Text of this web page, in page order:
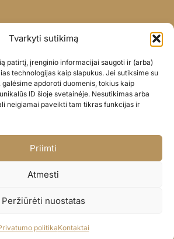
Tvarkyti sutikimą
patirtį, įrenginio informacijai saugoti ir (arba)
technologijas kaip slapukus. Jei sutiksime su
apdoroti duomenis, tokius kaip
ID šioje svetainėje. Nesutikimas arba
neigiamai paveikti tam tikras funkcijas ir
Priimti
Atmesti
Peržiūrėti nuostatas
politikaKontaktai